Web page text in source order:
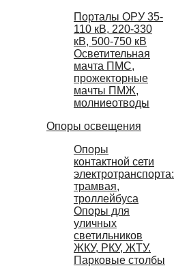
Порталы ОРУ 35-
110 кВ, 220-330
кВ, 500-750 кВ
Осветительная
мачта ПМС,
прожекторные
мачты ПМЖ,
молниеотводы
Опоры освещения
Опоры
контактной сети
электротранспорта:
трамвая,
троллейбуса
Опоры для
уличных
светильников
ЖКУ, РКУ, ЖТУ.
Парковые столбы